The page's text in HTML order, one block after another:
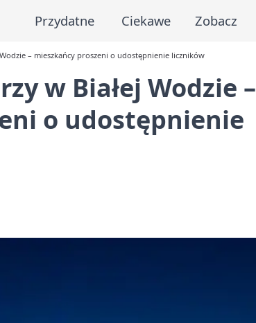
Przydatne Ciekawe Zobacz
– mieszkańcy proszeni o udostępnienie liczników
w Białej Wodzie –
o udostępnienie